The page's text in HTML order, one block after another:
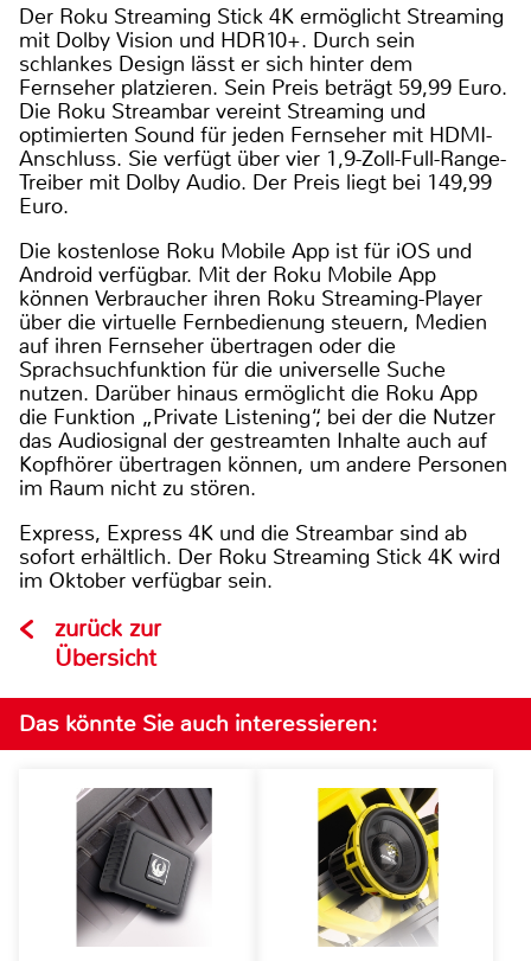
Der Roku Streaming Stick 4K ermöglicht Streaming
mit Dolby Vision und HDR10+. Durch sein
schlankes Design lässt er sich hinter dem
Fernseher platzieren. Sein Preis beträgt 59,99 Euro.
Die Roku Streambar vereint Streaming und
optimierten Sound für jeden Fernseher mit HDMI-
Anschluss. Sie verfügt über vier 1,9-Zoll-Full-Range-
Treiber mit Dolby Audio. Der Preis liegt bei 149,99
Euro.
Die kostenlose Roku Mobile App ist für iOS und
Android verfügbar. Mit der Roku Mobile App
können Verbraucher ihren Roku Streaming-Player
über die virtuelle Fernbedienung steuern, Medien
auf ihren Fernseher übertragen oder die
Sprachsuchfunktion für die universelle Suche
nutzen. Darüber hinaus ermöglicht die Roku App
die Funktion „Private Listening“, bei der die Nutzer
das Audiosignal der gestreamten Inhalte auch auf
Kopfhörer übertragen können, um andere Personen
im Raum nicht zu stören.
Express, Express 4K und die Streambar sind ab
sofort erhältlich. Der Roku Streaming Stick 4K wird
im Oktober verfügbar sein.
zurück zur
Übersicht
Das könnte Sie auch interessieren: